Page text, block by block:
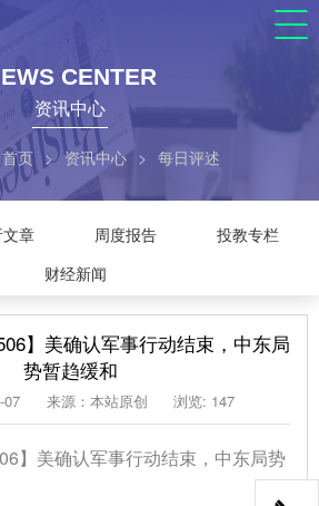
CENTER
资讯中心
首页 > 资讯中心 > 每日评述
章 周度报告
投教专栏
财经新闻
】美确认军事行动结束，中东局
势暂趋缓和
07 来源：本站原创 浏览: 147
】美确认军事行动结束，中东局势